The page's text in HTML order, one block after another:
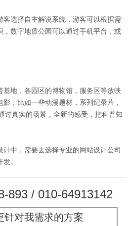
选择自主解说系统，游客可以根据需
，数字地质公园可以通过手机平台，或
地，各园区的博物馆，服务区等放映
，比如一些动漫题材，系列纪录片，
过真实的场景，全新的感受，把科普知
中，需要去选择专业的网站设计公司
。
893 / 010-64913142
针对我需求的方案